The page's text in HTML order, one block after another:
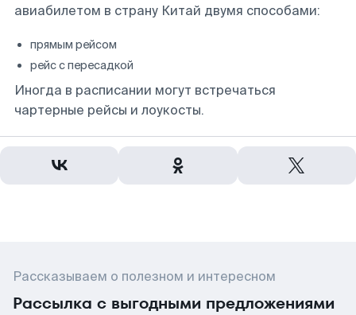
авиабилетом в страну Китай двумя способами:
прямым рейсом
рейс с пересадкой
Иногда в расписании могут встречаться
чартерные рейсы и лоукосты.
Рассказываем о полезном и интересном
Рассылка с выгодными предложениями